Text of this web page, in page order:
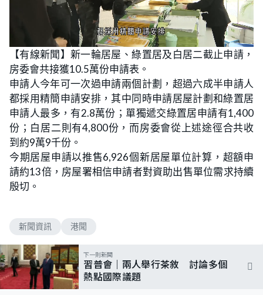
U
n
m
t
e
L
o
a
d
e
d
:
5
0
.
0
0
%
【有線新聞】新一輪居屋、綠置居及白居二截止申請，
房委會共接獲10.5萬份申請表。
申請人今年可一次過申請兩個計劃，超過六成半申請人
都採用精簡申請安排，其中同時申請居屋計劃和綠置居
申請人最多，有2.8萬份；單獨遞交綠置居申請有1,400
份；白居二則有4,800份，而房委會從上述途徑合共收
到約9萬9千份。
今期居屋申請以推售6,926個新居屋單位計算，超額申
請約13倍，房屋署相信申請者對資助出售單位需求持續
殷切。
新聞資訊 港聞
下一則新聞
習普會｜兩人舉行茶敘 討論多個
熱點國際議題